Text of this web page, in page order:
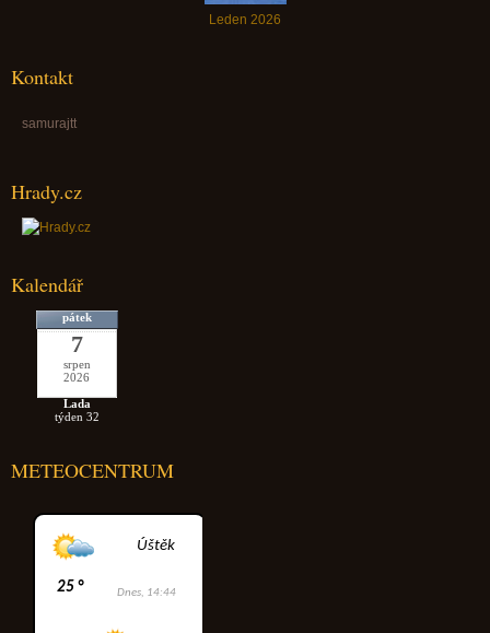
Leden 2026
Kontakt
samurajtt
Hrady.cz
Kalendář
pátek
7
srpen
2026
Lada
týden 32
METEOCENTRUM